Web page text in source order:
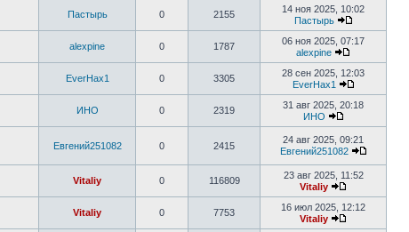
Пастырь 0 2155
14 ноя 2025, 10:02
Пастырь
alexpine 0 1787
06 ноя 2025, 07:17
alexpine
EverHax1 0 3305
28 сен 2025, 12:03
EverHax1
ИНО 0 2319
31 авг 2025, 20:18
ИНО
Евгений251082 0 2415
24 авг 2025, 09:21
Евгений251082
Vitaliy 0 116809
23 авг 2025, 11:52
Vitaliy
Vitaliy 0 7753
16 июл 2025, 12:12
Vitaliy